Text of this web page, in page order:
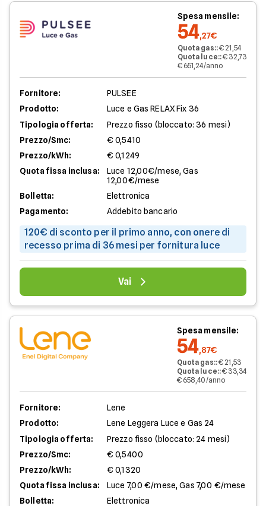
Spesa mensile:
54,27€
Quota gas::€ 21,54
Quota luce::€ 32,73
€ 651,24/anno
Fornitore:
PULSEE
Prodotto:
Luce e Gas RELAX Fix 36
Tipologia offerta:
Prezzo fisso (bloccato: 36 mesi)
Prezzo/Smc:
€ 0,5410
Prezzo/kWh:
€ 0,1249
Quota fissa inclusa:
Luce 12,00€/mese, Gas
12,00€/mese
Bolletta:
Elettronica
Pagamento:
Addebito bancario
120€ di sconto per il primo anno, con onere di
recesso prima di 36 mesi per fornitura luce
Vai
Spesa mensile:
54,87€
Quota gas::€ 21,53
Quota luce::€ 33,34
€ 658,40/anno
Fornitore:
Lene
Prodotto:
Lene Leggera Luce e Gas 24
Tipologia offerta:
Prezzo fisso (bloccato: 24 mesi)
Prezzo/Smc:
€ 0,5400
Prezzo/kWh:
€ 0,1320
Quota fissa inclusa:
Luce 7,00 €/mese, Gas 7,00 €/mese
Bolletta:
Elettronica